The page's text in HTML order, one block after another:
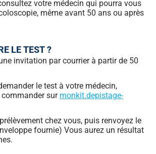
votre médecin qui pourra vous
même avant 50 ans ou après
LE TEST ?
invitation par courrier à partir de 50
le test à votre médecin,
sur monkit.depistage-
chez vous, puis renvoyez le
fournie) Vous aurez un résultat